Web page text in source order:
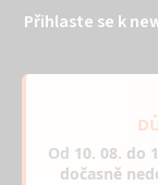
Přihlaste se k
Od 10. 08. do
dočasně